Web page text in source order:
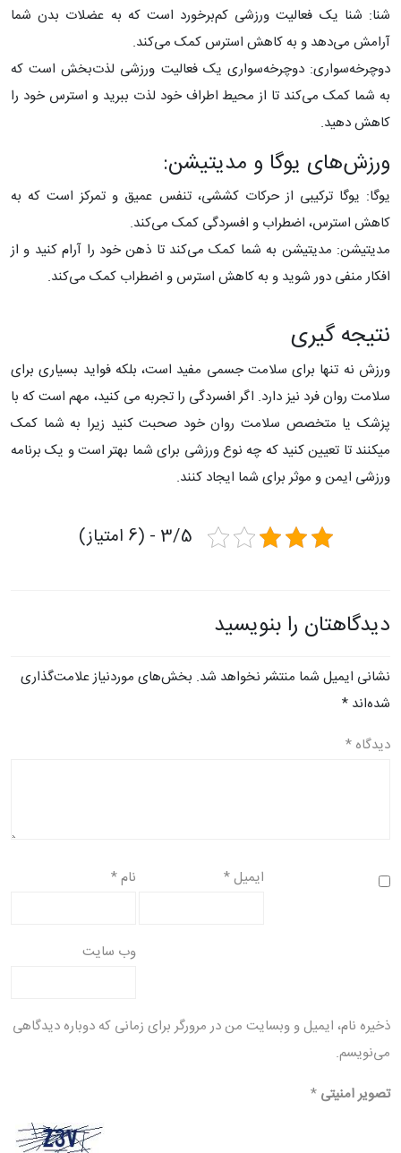
شنا: شنا یک فعالیت ورزشی کم‌برخورد است که به عضلات بدن شما
آرامش می‌دهد و به کاهش استرس کمک می‌کند.
دوچرخه‌سواری: دوچرخه‌سواری یک فعالیت ورزشی لذت‌بخش است که
به شما کمک می‌کند تا از محیط اطراف خود لذت ببرید و استرس خود را
کاهش دهید.
ورزش‌های یوگا و مدیتیشن:
یوگا: یوگا ترکیبی از حرکات کششی، تنفس عمیق و تمرکز است که به
کاهش استرس، اضطراب و افسردگی کمک می‌کند.
مدیتیشن: مدیتیشن به شما کمک می‌کند تا ذهن خود را آرام کنید و از
افکار منفی دور شوید و به کاهش استرس و اضطراب کمک می‌کند.
نتیجه گیری
ورزش نه تنها برای سلامت جسمی مفید است، بلکه فواید بسیاری برای
سلامت روان فرد نیز دارد. اگر افسردگی را تجربه می کنید، مهم است که با
پزشک یا متخصص سلامت روان خود صحبت کنید زیرا به شما کمک
میکنند تا تعیین کنید که چه نوع ورزشی برای شما بهتر است و یک برنامه
ورزشی ایمن و موثر برای شما ایجاد کنند.
3/5 - (6 امتیاز)
دیدگاهتان را بنویسید
نشانی ایمیل شما منتشر نخواهد شد. بخش‌های موردنیاز علامت‌گذاری
شده‌اند *
دیدگاه *
نام* ایمیل*
وب‌ سایت
ذخیره نام، ایمیل و وبسایت من در مرورگر برای زمانی که دوباره دیدگاهی
می‌نویسم.
تصویر امنیتی *